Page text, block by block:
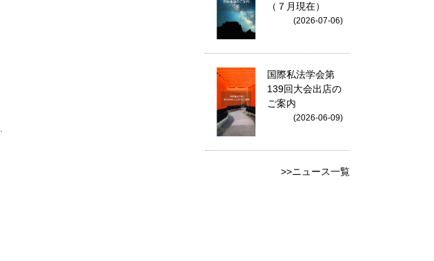
（７月現在）
(2026-07-06)
国際私法学会第
139回大会出店の
ご案内
(2026-06-09)
>>ニュース一覧